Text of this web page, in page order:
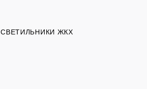
СВЕТИЛЬНИКИ ЖКХ